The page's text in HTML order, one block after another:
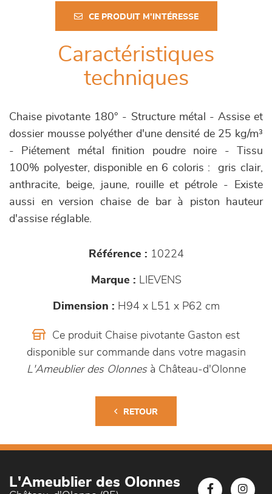
CE PRODUIT M'INTÉRESSE
Caractéristiques
techniques
Chaise pivotante 180° - Structure métal - Assise et
dossier mousse polyéther d'une densité de 25 kg/m³
- Piétement métal finition poudre noire - Tissu
100% polyester, disponible en 6 coloris : gris clair,
anthracite, beige, jaune, rouille et pétrole - Existe
aussi en version chaise de bar à piston hauteur
d'assise réglable.
Référence : 10224
Marque : LIEVENS
Dimension : H94 x L51 x P62 cm
Ce produit Chaise pivotante Gaston est
disponible sur commande dans votre magasin
L'Ameublier des Olonnesà Château-d'Olonne
RETOUR
L'Ameublier des Olonnes